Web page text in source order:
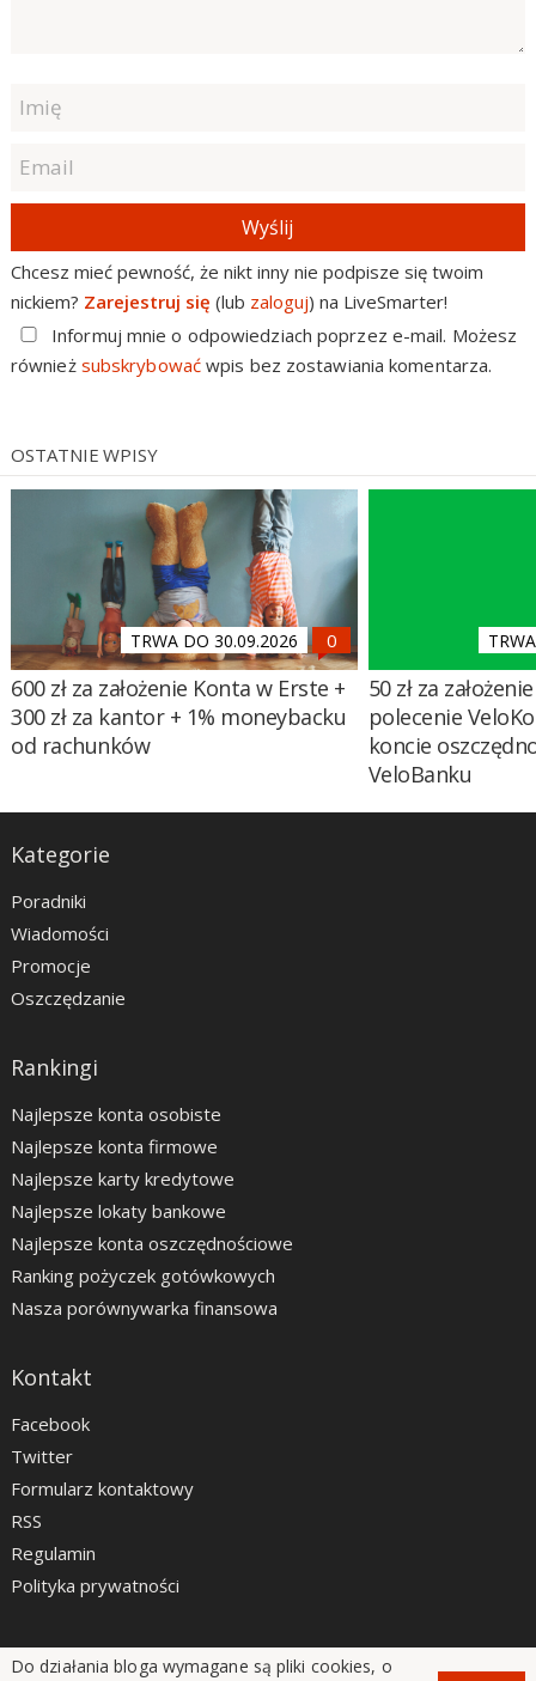
Wyślij
Chcesz mieć pewność, że nikt inny nie podpisze się twoim
nickiem? Zarejestruj się (lub zaloguj) na LiveSmarter!
Informuj mnie o odpowiedziach poprzez e-mail. Możesz
również subskrybowaćwpis bez zostawiania komentarza.
OSTATNIE WPISY
TRWA DO 30.09.2026
600 zł za założenie Konta w Erste +
300 zł za kantor + 1% moneybacku
od rachunków
50 zł za
polecenie
koncie
VeloBanku
Kategorie
Poradniki
Wiadomości
Promocje
Oszczędzanie
Rankingi
Najlepsze konta osobiste
Najlepsze konta firmowe
Najlepsze karty kredytowe
Najlepsze lokaty bankowe
Najlepsze konta oszczędnościowe
Ranking pożyczek gotówkowych
Nasza porównywarka finansowa
Kontakt
Facebook
Twitter
Formularz kontaktowy
RSS
Regulamin
Polityka prywatności
LiveSmarter.pl © 2012 - 2026
Do działania bloga wymagane są pliki cookies, o